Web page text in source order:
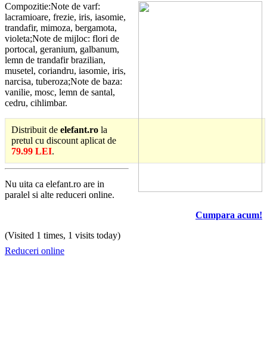
Compozitie:Note de varf:
lacramioare, frezie, iris, iasomie,
trandafir, mimoza, bergamota,
violeta;Note de mijloc: flori de
portocal, geranium, galbanum,
lemn de trandafir brazilian,
musetel, coriandru, iasomie, iris,
narcisa, tuberoza;Note de baza:
vanilie, mosc, lemn de santal,
cedru, cihlimbar.
Distribuit de elefant.ro la
pretul cu discount aplicat de
79.99 LEI.
Nu uita ca elefant.ro are in
paralel si alte reduceri online.
Cumpara acum!
(Visited 1 times, 1 visits today)
Reduceri online